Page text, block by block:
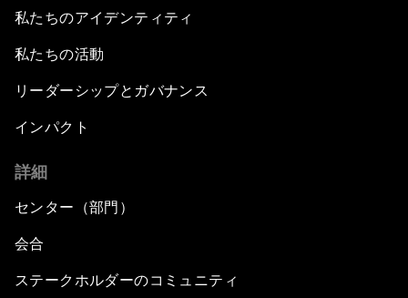
私たちのアイデンティティ
私たちの活動
リーダーシップとガバナンス
インパクト
詳細
センター（部門）
会合
ステークホルダーのコミュニティ